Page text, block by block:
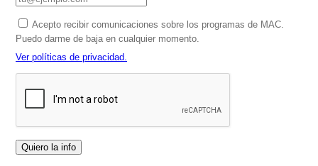
Acepto recibir comunicaciones sobre los programas de MAC.
Puedo darme de baja en cualquier momento.
Ver políticas de privacidad.